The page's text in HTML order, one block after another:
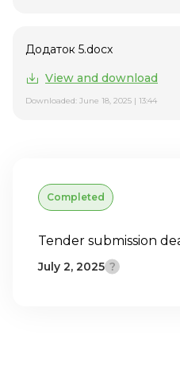
Додаток 5.docx
View and download
Downloaded: June 18, 2025 | 13:44
Completed
Tender submission
July 2, 2025